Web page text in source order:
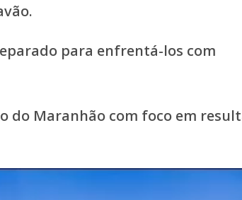
para enfrentá-los com
do Maranhão com foco em